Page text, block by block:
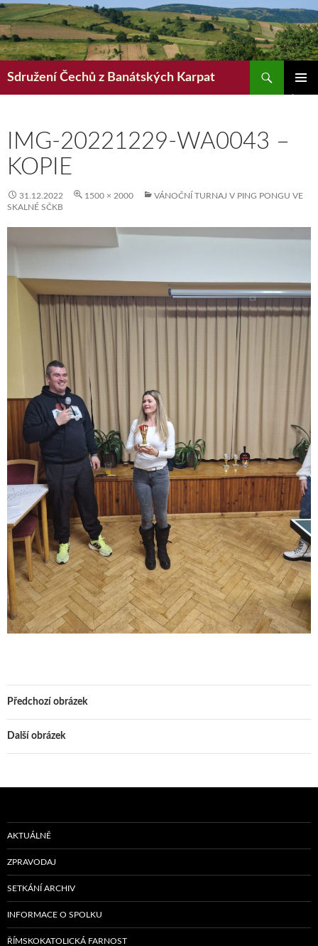
Sdružení Čechů z Banátských Karpat
WEBU
IMG-20221229-WA0043 –
KOPIE
31.12.2022 1500 × 2000
VÁNOČNÍ TURNAJ V PING PONGU VE
SKALNÉ SČKB
Předchozí obrázek
Další obrázek
AKTUÁLNĚ
ZPRAVODAJ
SETKÁNÍ ARCHIV
INFORMACE O SPOLKU
ŘÍMSKOKATOLICKÁ FARNOST